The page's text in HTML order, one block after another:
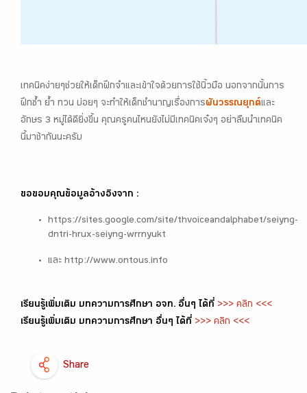
เทคนิคง่ายๆช่วยให้เด็กฝึกจำและเข้าใจด้วยการใช้นิ้วมือ นอกจากนั้นการ
ฝึกซ้ำ ย้ำ ทวน บ่อยๆ จะทำให้เด็กชำนาญเรื่องการผันวรรณยุกต์และ
อักษร 3 หมู่ได้ดียิ่งขึ้น คุณครูคนไหนยังไม่มีเทคนิคเจ๋งๆ อย่าลืมนำเทคนิค
นี้มาช้ากันนะครับ
ขอขอบคุณข้อมูลอ้างอิงจาก :
https://sites.google.com/site/thvoiceandalphabet/seiyng-
dntri-hrux-seiyng-wrrnyukt
และ http://www.ontous.info
เรียนรู้เพิ่มเติม บทความการศึกษา อจท. อื่นๆ ได้ที่ >>> คลิก <<<
เรียนรู้เพิ่มเติม บทความการศึกษา อื่นๆ ได้ที่ >>> คลิก <<<
Share